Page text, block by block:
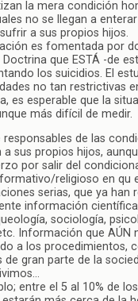
la mera condición
no se llegan a
a sus propios hijos.
es fomentada por
Doctrina que ESTÁ -de
los suicidios. El
no tan restrictivas
es esperable que la
más difícil de medir.
responsables de las
a sus propios hijos,
por salir del
religioso en qu
serias, que ya han
información
sociología,
Información que AÚN
a los procedimientos,
de gran parte de la
entre el 5 al 10% de